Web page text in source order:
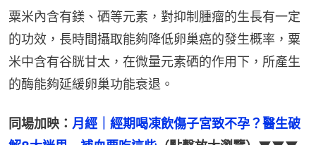
粟米內含有鎂、硒等元素，對抑制腫瘤的生長有一定
的功效，長時間攝取能夠降低卵巢癌的發生概率，粟
米中含有谷胱甘太，在微量元素硒的作用下，所產生
的酶能夠延緩卵巢功能衰退。
同場加映： 月經｜經期喝凍飲傷子宮致不孕？醫生破